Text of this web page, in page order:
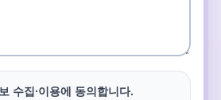
수집·이용에 동의합니다.